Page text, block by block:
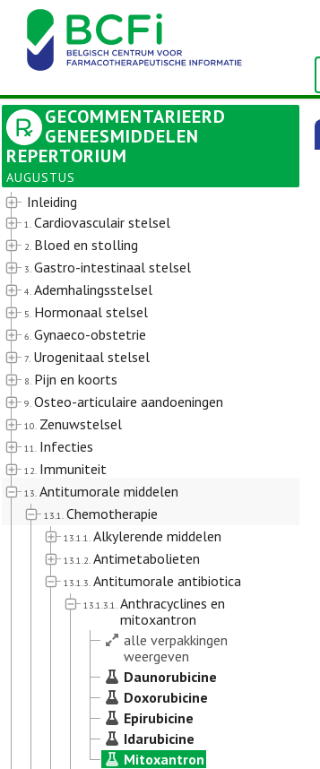
GECOMMENTARIEERD
GENEESMIDDELEN
REPERTORIUM
AUGUSTUS
Inleiding
1. Cardiovasculair stelsel
2. Bloed en stolling
3. Gastro-intestinaal stelsel
4. Ademhalingsstelsel
5. Hormonaal stelsel
6. Gynaeco-obstetrie
7. Urogenitaal stelsel
8. Pijn en koorts
9. Osteo-articulaire aandoeningen
10. Zenuwstelsel
11. Infecties
12. Immuniteit
13. Antitumorale middelen
13.1. Chemotherapie
13.1.1. Alkylerende middelen
13.1.2. Antimetabolieten
13.1.3. Antitumorale antibiotica
13.1.3.1. Anthracyclines en
mitoxantron
alle verpakkingen
weergeven
Daunorubicine
Doxorubicine
Epirubicine
Idarubicine
Mitoxantron